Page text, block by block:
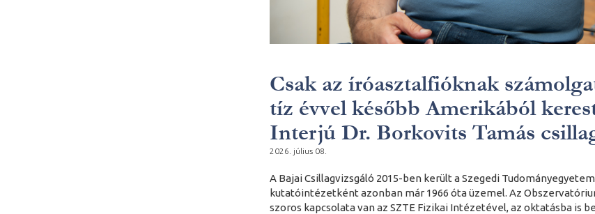
Csak az íróasztalfióknak
tíz évvel később Amerikából
Interjú Dr. Borkovits Tamás
2026. július 08.
A Bajai Csillagvizsgáló 2015-ben került a Szegedi
kutatóintézetként azonban már 1966 óta üzemel. Az
szoros kapcsolata van az SZTE Fizikai Intézetével, az oktatásba is